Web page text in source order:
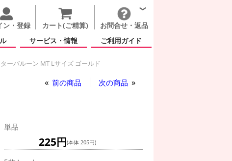
ン・登録 カート(ご精算)
お問合せ・返品
サービス・情報 ご利用ガイド
ーバルーン MT Lサイズ ゴールド
前の商品 次の商品
単品
225円(本体 205円)